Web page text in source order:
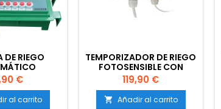
DE RIEGO
€
al carrito
TEMPORIZADOR DE RIEGO
FOTOSENSIBLE CON
SONDA 8A GSE
Precio
119,90 €
 Añadir al carrito